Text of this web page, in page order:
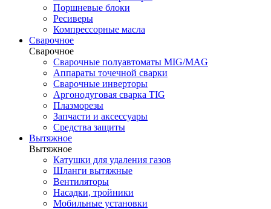
Поршневые блоки
Ресиверы
Компрессорные масла
Сварочное
Сварочное
Сварочные полуавтоматы MIG/MAG
Аппараты точечной сварки
Сварочные инверторы
Аргонодуговая сварка TIG
Плазморезы
Запчасти и аксессуары
Средства защиты
Вытяжное
Вытяжное
Катушки для удаления газов
Шланги вытяжные
Вентиляторы
Насадки, тройники
Мобильные установки